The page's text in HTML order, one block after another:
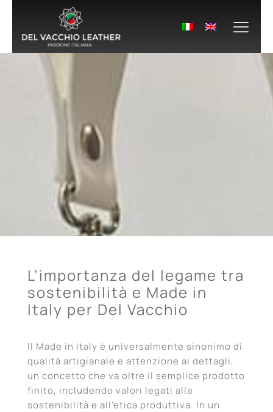
L’importanza del legame tra
sostenibilità e Made in
Italy per Del Vacchio
Il Made in Italy è universalmente sinonimo di
qualità artigianale e attenzione ai dettagli,
un concetto che va oltre il semplice prodotto
finito, includendo valori legati alla
sostenibilità e all’etica produttiva. In un